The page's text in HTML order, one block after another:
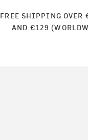
FREE SHIPPING OVER
AND €129